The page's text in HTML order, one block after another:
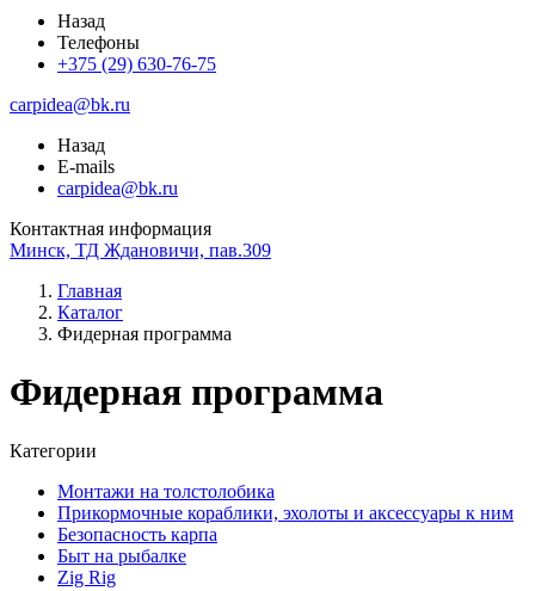
Назад
Телефоны
+375 (29) 630-76-75
carpidea@bk.ru
Назад
E-mails
carpidea@bk.ru
Контактная информация
Минск, ТД Ждановичи, пав.309
Главная
Каталог
Фидерная программа
Фидерная программа
Категории
Монтажи на толстолобика
Прикормочные кораблики, эхолоты и аксессуары к ним
Безопасность карпа
Быт на рыбалке
Zig Rig